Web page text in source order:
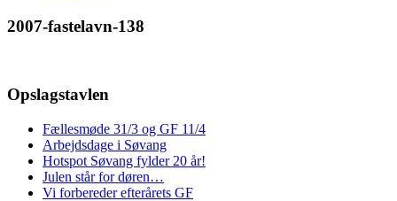
2007-fastelavn-138
Opslagstavlen
Fællesmøde 31/3 og GF 11/4
Arbejdsdage i Søvang
Hotspot Søvang fylder 20 år!
Julen står for døren…
Vi forbereder efterårets GF